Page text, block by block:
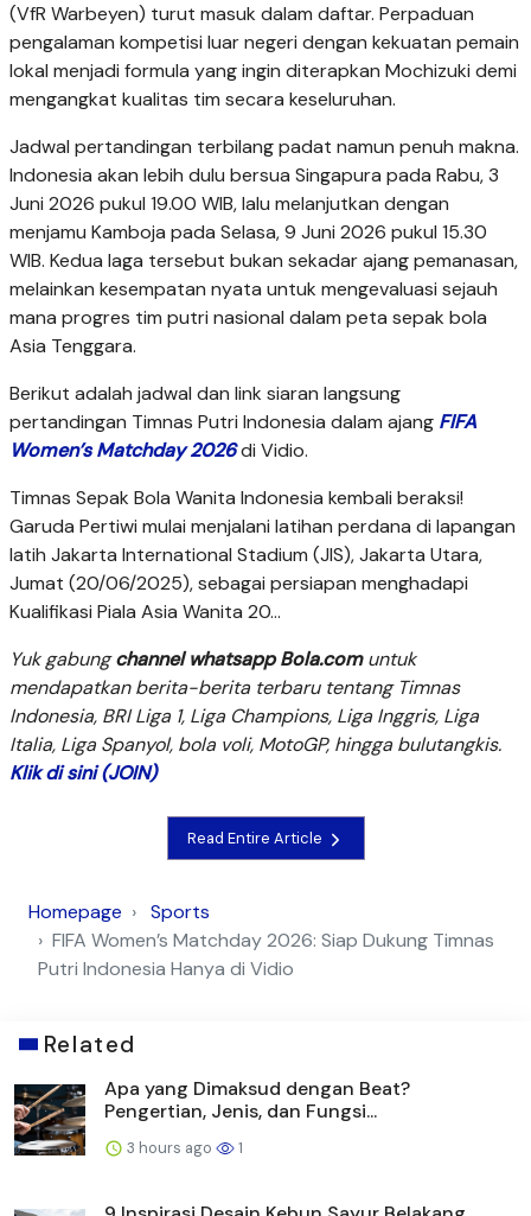
(VfR Warbeyen) turut masuk dalam daftar. Perpaduan
pengalaman kompetisi luar negeri dengan kekuatan pemain
lokal menjadi formula yang ingin diterapkan Mochizuki demi
mengangkat kualitas tim secara keseluruhan.
Jadwal pertandingan terbilang padat namun penuh makna.
Indonesia akan lebih dulu bersua Singapura pada Rabu, 3
Juni 2026 pukul 19.00 WIB, lalu melanjutkan dengan
menjamu Kamboja pada Selasa, 9 Juni 2026 pukul 15.30
WIB. Kedua laga tersebut bukan sekadar ajang pemanasan,
melainkan kesempatan nyata untuk mengevaluasi sejauh
mana progres tim putri nasional dalam peta sepak bola
Asia Tenggara.
Berikut adalah jadwal dan link siaran langsung
pertandingan Timnas Putri Indonesia dalam ajang FIFA
Women’s Matchday 2026di Vidio.
Timnas Sepak Bola Wanita Indonesia kembali beraksi!
Garuda Pertiwi mulai menjalani latihan perdana di lapangan
latih Jakarta International Stadium (JIS), Jakarta Utara,
Jumat (20/06/2025), sebagai persiapan menghadapi
Kualifikasi Piala Asia Wanita 20...
Yuk gabungchannel whatsapp Bola.comuntuk
mendapatkan berita-berita terbaru tentang Timnas
Indonesia, BRI Liga 1, Liga Champions, Liga Inggris, Liga
Italia, Liga Spanyol, bola voli, MotoGP, hingga bulutangkis.
Klik di sini (JOIN)
Read Entire Article
Homepage
Sports
FIFA Women’s Matchday 2026: Siap Dukung Timnas
Putri Indonesia Hanya di Vidio
Related
Apa yang Dimaksud dengan Beat?
Pengertian, Jenis, dan Fungsi...
3 hours ago 1